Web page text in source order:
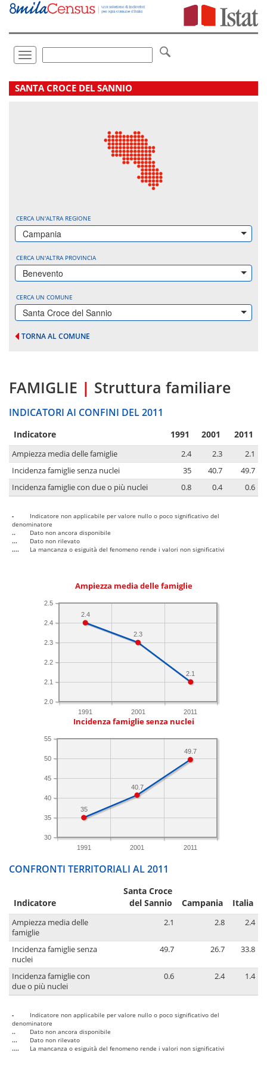
Vai
direttamente
Toggle
navigation
.
SANTA CROCE DEL SANNIO
CERCA UN'ALTRA REGIONE
Campania
CERCA UN'ALTRA PROVINCIA
Benevento
CERCA UN COMUNE
Santa Croce del Sannio
TORNA AL COMUNE
FAMIGLIE | Struttura familiare
INDICATORI AI CONFINI DEL 2011
Indicatore 1991 2001 2011
Ampiezza media delle famiglie 2.4 2.3
2.1
Incidenza famiglie senza nuclei
35 40.7
49.7
Incidenza famiglie con due o più nuclei
0.8 0.4 0.6
-
Indicatore non applicabile per valore nullo o poco significativo del
denominatore
..
Dato non ancora disponibile
...
Dato non rilevato
....
La mancanza o esiguità del fenomeno rende i valori non significativi
Ampiezza media delle famiglie
1991 2001 2011
2.0
2.1
2.2
2.3
2.4
2.5
2.1
2.3
2.4
Incidenza famiglie senza nuclei
1991 2001 2011
30
35
40
45
50
55
49.7
40.7
35
CONFRONTI TERRITORIALI AL 2011
Indicatore
Santa Croce
del Sannio
Campania Italia
Ampiezza media delle
famiglie
2.1 2.8 2.4
Incidenza famiglie senza
nuclei
49.7 26.7 33.8
Incidenza famiglie con
due o più nuclei
0.6 2.4 1.4
-
Indicatore non applicabile per valore nullo o poco significativo del
denominatore
..
Dato non ancora disponibile
...
Dato non rilevato
....
La mancanza o esiguità del fenomeno rende i valori non significativi